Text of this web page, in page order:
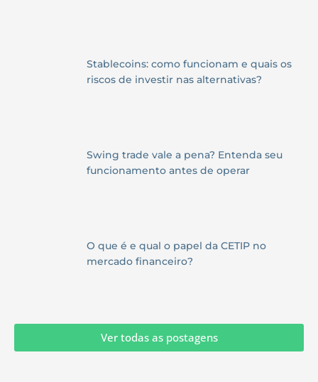
Stablecoins: como funcionam e quais os
riscos de investir nas alternativas?
Swing trade vale a pena? Entenda seu
funcionamento antes de operar
O que é e qual o papel da CETIP no
mercado financeiro?
Ver todas as postagens